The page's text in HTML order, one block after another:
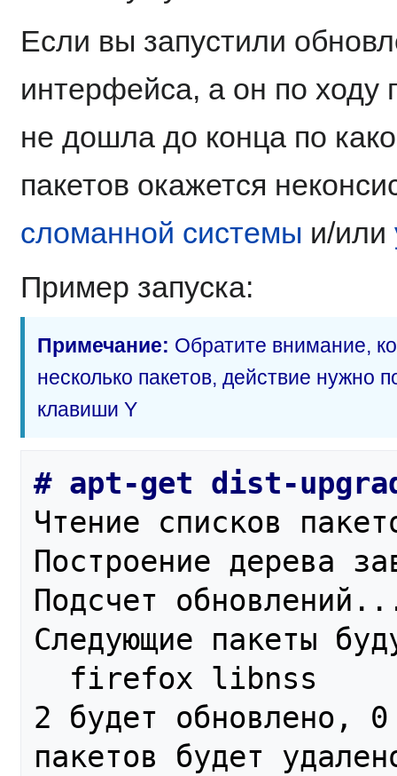
Если вы запустили
интерфейса, а он по ходу
не дошла до конца по
пакетов окажется
сломанной системы и/или
Пример запуска:
Примечание: Обратите внимание,
несколько пакетов, действие нужно
клавиши Y
Чтение списков
Построение дерева
Подсчет
Следующие пакеты
2 будет обновлено,
пакетов будет